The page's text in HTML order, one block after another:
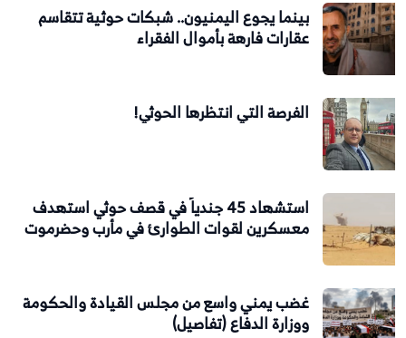
بينما يجوع اليمنيون.. شبكات حوثية تتقاسم
عقارات فارهة بأموال الفقراء
الفرصة التي انتظرها الحوثي!
استشهاد 45 جندياً في قصف حوثي استهدف
معسكرين لقوات الطوارئ في مأرب وحضرموت
غضب يمني واسع من مجلس القيادة والحكومة
ووزارة الدفاع (تفاصيل)